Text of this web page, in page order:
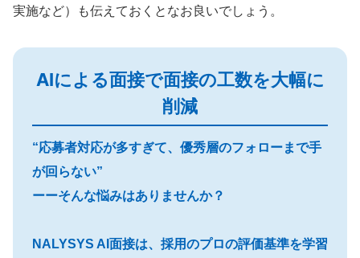
実施など）も伝えておくとなお良いでしょう。
AIによる面接で面接の工数を大幅に
削減
“応募者対応が多すぎて、優秀層のフォローまで手
が回らない”
ーーそんな悩みはありませんか？
NALYSYS AI面接は、採用のプロの評価基準を学習